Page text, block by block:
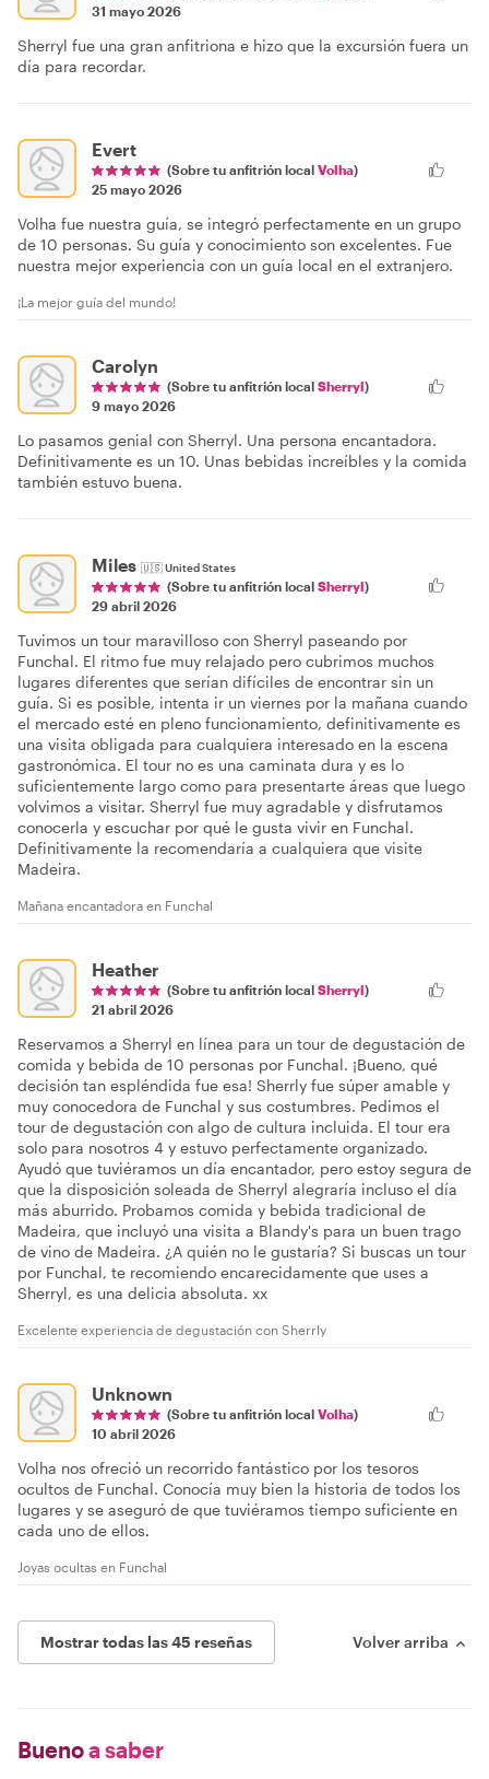
31 mayo 2026
Sherryl fue una gran anfitriona e hizo que la excursión fuera un
día para recordar.
Evert
(Sobre tu anfitrión local Volha)
25 mayo 2026
Volha fue nuestra guía, se integró perfectamente en un grupo
de 10 personas. Su guía y conocimiento son excelentes. Fue
nuestra mejor experiencia con un guía local en el extranjero.
¡La mejor guía del mundo!
Carolyn
(Sobre tu anfitrión local Sherryl)
9 mayo 2026
Lo pasamos genial con Sherryl. Una persona encantadora.
Definitivamente es un 10. Unas bebidas increíbles y la comida
también estuvo buena.
Miles 🇺🇸United States
(Sobre tu anfitrión local Sherryl)
29 abril 2026
Tuvimos un tour maravilloso con Sherryl paseando por
Funchal. El ritmo fue muy relajado pero cubrimos muchos
lugares diferentes que serían difíciles de encontrar sin un
guía. Si es posible, intenta ir un viernes por la mañana cuando
el mercado esté en pleno funcionamiento, definitivamente es
una visita obligada para cualquiera interesado en la escena
gastronómica. El tour no es una caminata dura y es lo
suficientemente largo como para presentarte áreas que luego
volvimos a visitar. Sherryl fue muy agradable y disfrutamos
conocerla y escuchar por qué le gusta vivir en Funchal.
Definitivamente la recomendaría a cualquiera que visite
Madeira.
Mañana encantadora en Funchal
Heather
(Sobre tu anfitrión local Sherryl)
21 abril 2026
Reservamos a Sherryl en línea para un tour de degustación de
comida y bebida de 10 personas por Funchal. ¡Bueno, qué
decisión tan espléndida fue esa! Sherrly fue súper amable y
muy conocedora de Funchal y sus costumbres. Pedimos el
tour de degustación con algo de cultura incluida. El tour era
solo para nosotros 4 y estuvo perfectamente organizado.
Ayudó que tuviéramos un día encantador, pero estoy segura de
que la disposición soleada de Sherryl alegraría incluso el día
más aburrido. Probamos comida y bebida tradicional de
Madeira, que incluyó una visita a Blandy's para un buen trago
de vino de Madeira. ¿A quién no le gustaría? Si buscas un tour
por Funchal, te recomiendo encarecidamente que uses a
Sherryl, es una delicia absoluta. xx
Excelente experiencia de degustación con Sherrly
Unknown
(Sobre tu anfitrión local Volha)
10 abril 2026
Volha nos ofreció un recorrido fantástico por los tesoros
ocultos de Funchal. Conocía muy bien la historia de todos los
lugares y se aseguró de que tuviéramos tiempo suficiente en
cada uno de ellos.
Joyas ocultas en Funchal
Mostrar todas las 45 reseñas Volver arriba
Buenoa saber